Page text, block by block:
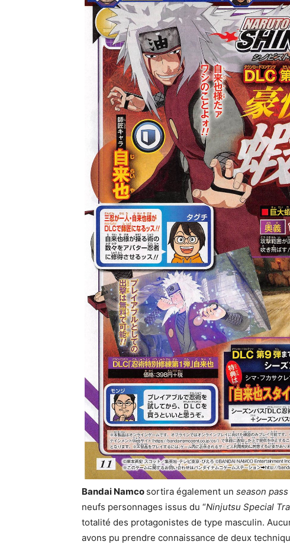
Bandai Namco sortira également un season pass
neufs personnages issus du “Ninjutsu Special
totalité des protagonistes de type masculin.
avons pu prendre connaissance de deux